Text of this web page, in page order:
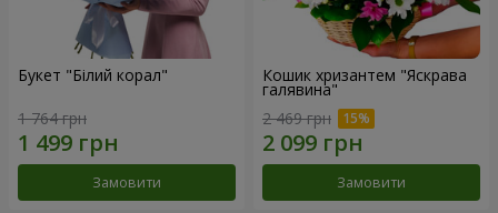
Букет "Білий корал"
1 764 грн
Замовити
Кошик хризантем "Яскрава
галявина"
2 469 грн
Замовити